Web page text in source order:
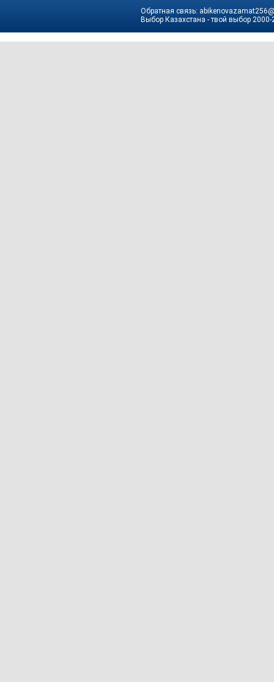
Обратная связь:
Выбор Казахстана - твой выбор 2000-